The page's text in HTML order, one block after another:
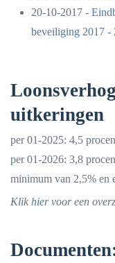
20-10-2017 -
beveiliging 2017 -
uitkeringen
per 01-2025: 4,5
per 01-2026: 3,8
minimum van 2,5% en
Klik hiervoor een